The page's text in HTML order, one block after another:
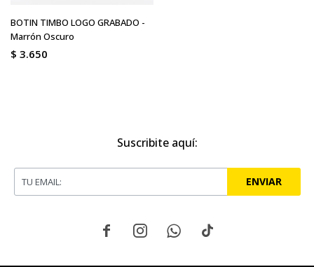
BOTIN TIMBO LOGO GRABADO -
Marrón Oscuro
$ 3.650
Suscribite aquí:
ENVIAR
   